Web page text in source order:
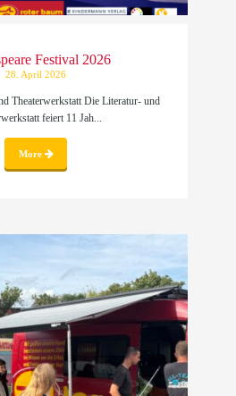
Festival 2026
28. April 2026
Theaterwerkstatt Die Literatur- und
feiert 11 Jah...
More